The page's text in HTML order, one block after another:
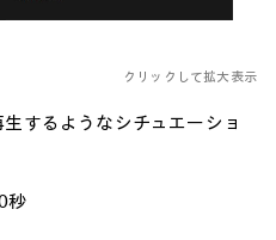
クリックして拡大表示
するようなシチュエーショ
秒